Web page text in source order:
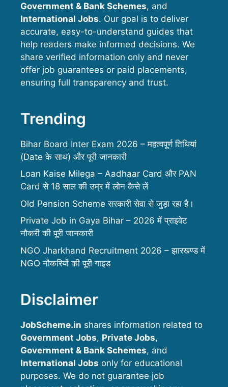
Government & Bank Schemes, and
International Jobs. Our goal is to deliver
accurate, easy-to-understand guides that
help readers make informed decisions. We
share verified information only and never
offer job guarantees or paid placements,
ensuring full transparency and trust.
Trending
Bihar Board Inter Exam 2026 – महत्वपूर्ण तिथियां
(Date के साथ) और पूरी जानकारी
Loan Kaise Milega – Aadhaar Card और PAN
Card से 18 साल की उम्र में लोन कैसे लें
Old Pension Scheme सरकारी सेवा से जुड़ा रहा है।
Private Job in Gaya Bihar – 2026 में प्राइवेट
नौकरी की पूरी जानकारी
NGO Jharkhand Recruitment 2026 – झारखण्ड में
NGO नौकरियों की पूरी गाइड
Disclaimer
JobScheme.in shares information related to
Government Jobs, Private Jobs,
Government & Bank Schemes, and
International Jobs only for educational
purposes. We do not guarantee job